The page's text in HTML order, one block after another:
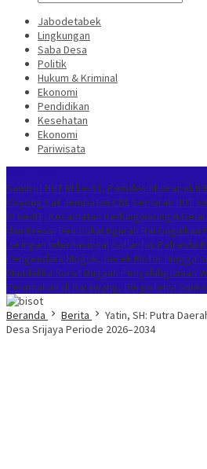
Jabodetabek
Lingkungan
Saba Desa
Politik
Hukum & Kriminal
Ekonomi
Pendidikan
Kesehatan
Ekonomi
Pariwisata
Sambut HUT RI ke-81, Pemdes Muarabakti
Royong Cat Jembatan CBLSemarak HUT
RI ke-81, Kecamatan Kedungwaringin
dan Kreasi Bea Cukai Ngurah Rai
Jaringan InternasionalSatlantas Polresta
Pengendara Mogok, Derek Motor Hingga
Mandalika Sorot Dugaan Penyalahgunaan
Perumahan di Karawang, Berpotensi
Beranda
Berita
Yatin, SH: Putra
Desa Srijaya Periode 2026–2034